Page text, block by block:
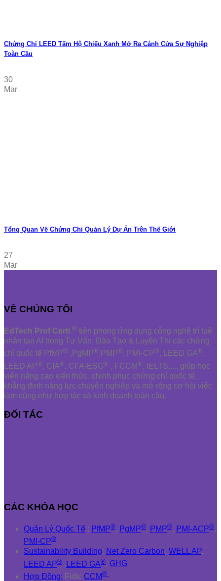
Chứng Chỉ LEED Tấm Hộ Chiếu Xanh Mở Ra Cánh Cửa Sự Nghiệp
Toàn Cầu
30
Mar
Tổng Quan Về Chứng Chỉ Quản Lý Dự Án Trên Thế Giới
27
Mar
VỀ CHÚNG TÔI
EdTech Prof Certi ® tiên phong ứng dụng công nghệ trí tuệ
nhân tạo AI trong Tư Vấn, Đào Tạo & Luyện Thi các chứng
chỉ quốc tế PfMP® ,PgMP®,PMP®, PMI-CP®, LEED GA®,
LEED AP®, CIA®, CFA-ESG® , FCCM®, IELTS,.... giúp học
viên nâng cao kiến thức, chinh phục chứng chỉ quốc tế,
khẳng định năng lực chuyên nghiệp và mở rộng cơ hội việc
làm cũng như hợp tác và kinh doanh toàn cầu.
ĐỐI TÁC
CÁC KHÓA HỌC
Quản Lý Quốc Tế : PfMP®, PgMP®, PMP®, PMI-ACP®,
PMI-CP®
Sustainability Building: Net Zero Carbon, WELL AP,
LEED AP® , LEED GA®, GHG
Hợp Đồng: Fidic CCM®